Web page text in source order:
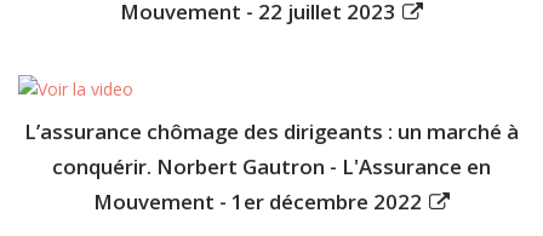
Mouvement - 22 juillet 2023
L’assurance chômage des dirigeants : un marché à
conquérir. Norbert Gautron - L'Assurance en
Mouvement - 1er décembre 2022